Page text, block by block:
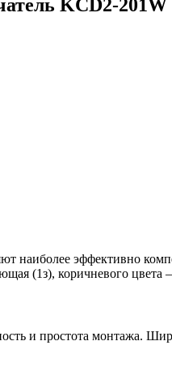
KCD2-
наиболее эффективно
(1з), коричневого цвета
и простота монтажа.